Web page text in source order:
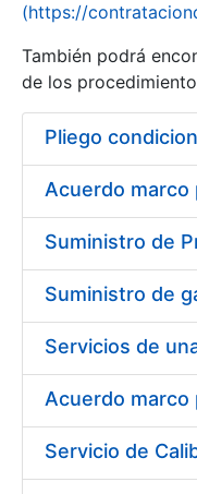
Erakutsi/Ezkutatu
(https://
También podrá
de los